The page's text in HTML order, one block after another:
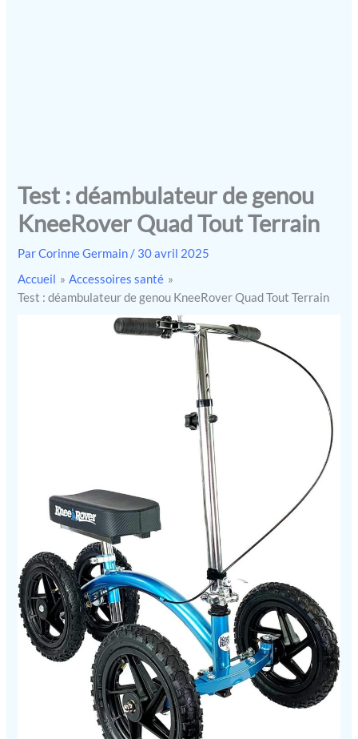
Test : déambulateur de genou
KneeRover Quad Tout Terrain
ParCorinne Germain / 30 avril 2025
Accueil
Accessoires santé
Test : déambulateur de genou KneeRover Quad Tout Terrain